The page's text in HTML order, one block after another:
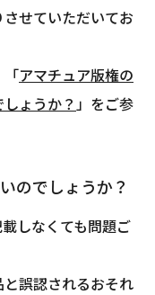
せていただいてお
「アマチュア版権の
ょうか？」をご参
のでしょうか？
しなくても問題ご
誤認されるおそれ